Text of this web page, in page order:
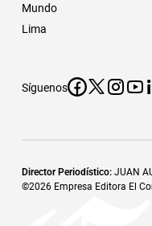
Mundo
Lima
Síguenos
Director Periodístico: JUAN
©2026 Empresa Editora El